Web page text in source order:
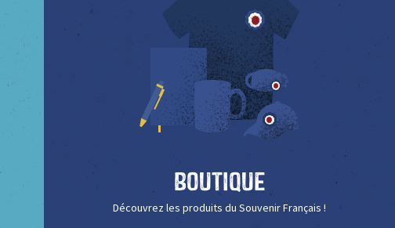
Boutique
Découvrez les produits du Souvenir Français !